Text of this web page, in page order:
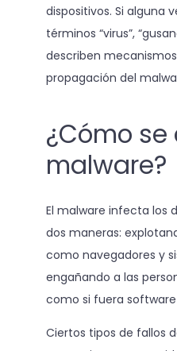
dispositivos. Si alguna
términos “virus”,
describen
propagación del
¿Cómo
malware?
El malware infecta los
dos maneras:
como navegadores y
engañando a las
como si fuera
Ciertos tipos de fallos